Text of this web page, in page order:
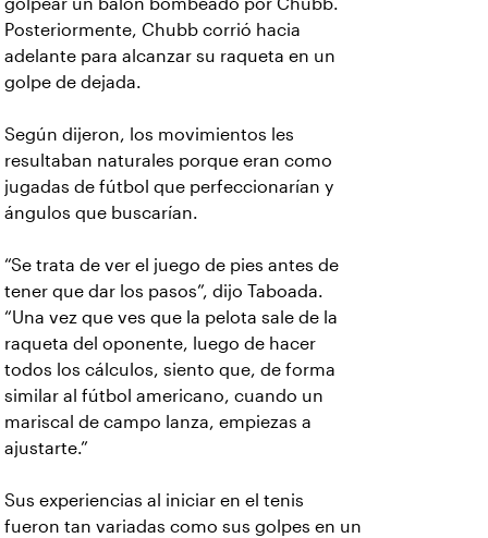
golpear un balón bombeado por Chubb.
Posteriormente, Chubb corrió hacia
adelante para alcanzar su raqueta en un
golpe de dejada.
Según dijeron, los movimientos les
resultaban naturales porque eran como
jugadas de fútbol que perfeccionarían y
ángulos que buscarían.
“Se trata de ver el juego de pies antes de
tener que dar los pasos”, dijo Taboada.
“Una vez que ves que la pelota sale de la
raqueta del oponente, luego de hacer
todos los cálculos, siento que, de forma
similar al fútbol americano, cuando un
mariscal de campo lanza, empiezas a
ajustarte.”
Sus experiencias al iniciar en el tenis
fueron tan variadas como sus golpes en un